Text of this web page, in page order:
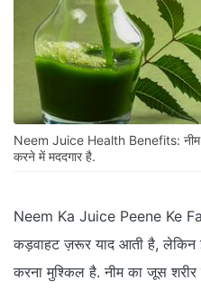
Neem Juice Health Benefits: नीम
करने में मददगार है.
Neem Ka Juice Peene Ke
कड़वाहट ज़रूर याद आती है,
करना मुश्किल है. नीम का जूस